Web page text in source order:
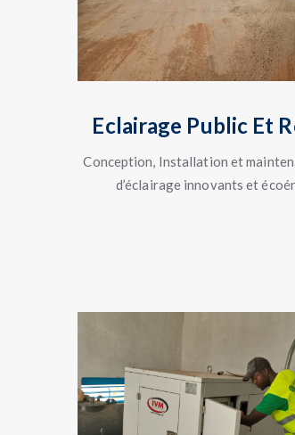
Eclairage Public Et
Conception, Installation et
d’éclairage innovants et